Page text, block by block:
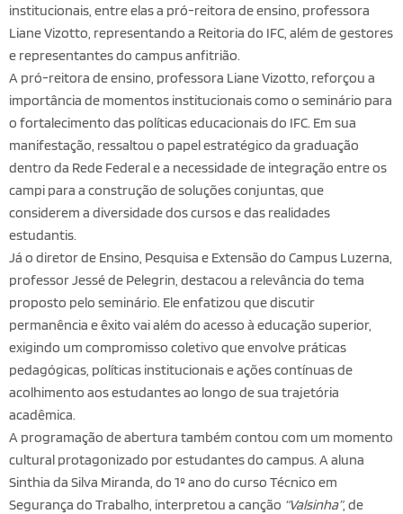
institucionais, entre elas a pró-reitora de ensino, professora
Liane Vizotto, representando a Reitoria do IFC, além de gestores
e representantes do campus anfitrião.
A pró-reitora de ensino, professora Liane Vizotto, reforçou a
importância de momentos institucionais como o seminário para
o fortalecimento das políticas educacionais do IFC. Em sua
manifestação, ressaltou o papel estratégico da graduação
dentro da Rede Federal e a necessidade de integração entre os
campi para a construção de soluções conjuntas, que
considerem a diversidade dos cursos e das realidades
estudantis.
Já o diretor de Ensino, Pesquisa e Extensão do Campus Luzerna,
professor Jessé de Pelegrin, destacou a relevância do tema
proposto pelo seminário. Ele enfatizou que discutir
permanência e êxito vai além do acesso à educação superior,
exigindo um compromisso coletivo que envolve práticas
pedagógicas, políticas institucionais e ações contínuas de
acolhimento aos estudantes ao longo de sua trajetória
acadêmica.
A programação de abertura também contou com um momento
cultural protagonizado por estudantes do campus. A aluna
Sinthia da Silva Miranda, do 1º ano do curso Técnico em
Segurança do Trabalho, interpretou a canção “Valsinha”, de